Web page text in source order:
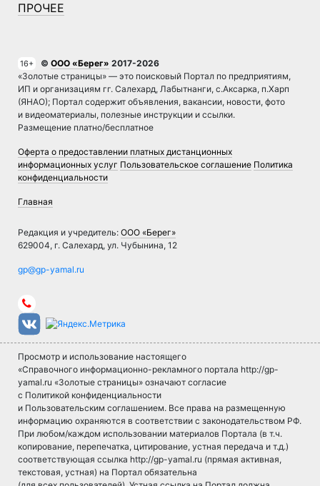
ПРОЧЕЕ
16+ © ООО «Берег» 2017-2026
«Золотые страницы» — это поисковый Портал по предприятиям,
ИП и организациям гг. Салехард, Лабытнанги, с.Аксарка, п.Харп
(ЯНАО); Портал содержит объявления, вакансии, новости, фото
и видеоматериалы, полезные инструкции и ссылки.
Размещение платно/бесплатное
Оферта о предоставлении платных дистанционных
информационных услуг Пользовательское соглашение Политика
конфиденциальности
Главная
Редакция и учредитель: ООО «Берег»
629004, г. Салехард, ул. Чубынина, 12
Просмотр и использование настоящего
«Справочного информационно-рекламного портала http://gp-
yamal.ru «Золотые страницы» означают согласие
с Политикой конфиденциальности
и Пользовательским соглашением. Все права на размещенную
информацию охраняются в соответствии с законодательством РФ.
При любом/каждом использовании материалов Портала (в т.ч.
копирование, перепечатка, цитирование, устная передача и т.д.)
соответствующая ссылка http://gp-yamal.ru (прямая активная,
текстовая, устная) на Портал обязательна